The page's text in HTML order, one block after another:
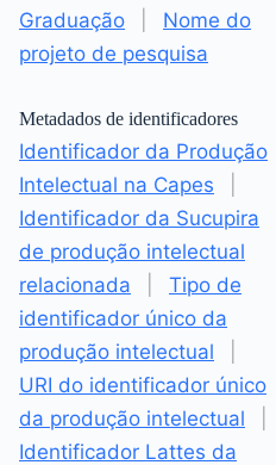
Graduação
Nome do
projeto de pesquisa
Metadados de identificadores
Identificador da Produção
Intelectual na Capes
Identificador da Sucupira
de produção intelectual
relacionada
Tipo de
identificador único da
produção intelectual
URI do identificador único
da produção intelectual
Identificador Lattes da